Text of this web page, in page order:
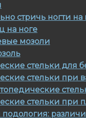
стричь ногти на
на ноге
мозоли
стельки для
стельки при
стельки при